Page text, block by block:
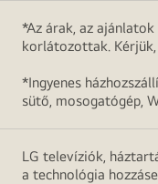
*Az árak, az
korlátozottak.
*Ingyenes
sütő, mosogatógép,
LG televíziók,
a technológia